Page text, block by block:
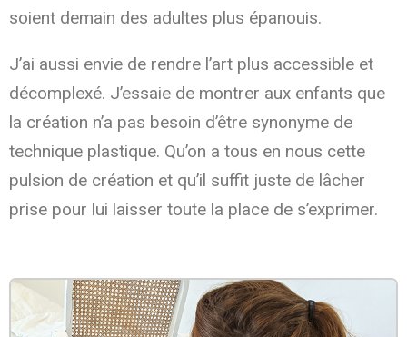
soient demain des adultes plus épanouis.
J’ai aussi envie de rendre l’art plus accessible et
décomplexé. J’essaie de montrer aux enfants que
la création n’a pas besoin d’être synonyme de
technique plastique. Qu’on a tous en nous cette
pulsion de création et qu’il suffit juste de lâcher
prise pour lui laisser toute la place de s’exprimer.